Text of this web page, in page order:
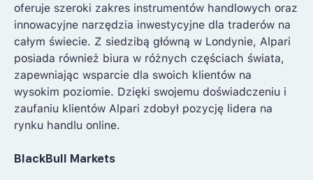
oferuje szeroki zakres instrumentów handlowych oraz
innowacyjne narzędzia inwestycyjne dla traderów na
całym świecie. Z siedzibą główną w Londynie, Alpari
posiada również biura w różnych częściach świata,
zapewniając wsparcie dla swoich klientów na
wysokim poziomie. Dzięki swojemu doświadczeniu i
zaufaniu klientów Alpari zdobył pozycję lidera na
rynku handlu online.
BlackBull Markets